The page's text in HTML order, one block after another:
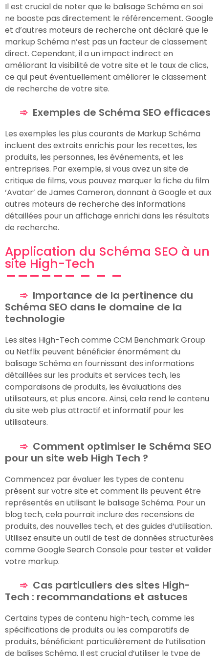
Il est crucial de noter que le balisage Schéma en soi
ne booste pas directement le référencement. Google
et d’autres moteurs de recherche ont déclaré que le
markup Schéma n’est pas un facteur de classement
direct. Cependant, il a un impact indirect en
améliorant la visibilité de votre site et le taux de clics,
ce qui peut éventuellement améliorer le classement
de recherche de votre site.
Exemples de Schéma SEO efficaces
Les exemples les plus courants de Markup Schéma
incluent des extraits enrichis pour les recettes, les
produits, les personnes, les événements, et les
entreprises. Par exemple, si vous avez un site de
critique de films, vous pouvez marquer la fiche du film
‘Avatar’ de James Cameron, donnant à Google et aux
autres moteurs de recherche des informations
détaillées pour un affichage enrichi dans les résultats
de recherche.
Application du Schéma SEO à un
site High-Tech
Importance de la pertinence du
Schéma SEO dans le domaine de la
technologie
Les sites High-Tech comme CCM Benchmark Group
ou Netflix peuvent bénéficier énormément du
balisage Schéma en fournissant des informations
détaillées sur les produits et services tech, les
comparaisons de produits, les évaluations des
utilisateurs, et plus encore. Ainsi, cela rend le contenu
du site web plus attractif et informatif pour les
utilisateurs.
Comment optimiser le Schéma SEO
pour un site web High Tech ?
Commencez par évaluer les types de contenu
présent sur votre site et comment ils peuvent être
représentés en utilisant le balisage Schéma. Pour un
blog tech, cela pourrait inclure des recensions de
produits, des nouvelles tech, et des guides d’utilisation.
Utilisez ensuite un outil de test de données structurées
comme Google Search Console pour tester et valider
votre markup.
Cas particuliers des sites High-
Tech : recommandations et astuces
Certains types de contenu high-tech, comme les
spécifications de produits ou les comparatifs de
produits, bénéficient particulièrement de l’utilisation
de balises Schéma. Il est crucial d’utiliser le type de